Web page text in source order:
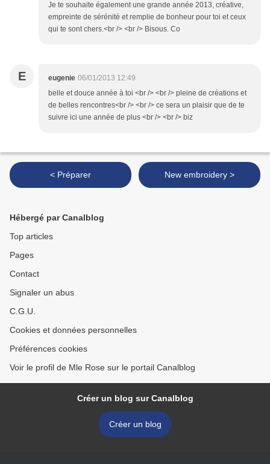
Je te souhaite également une grande année 2013, créative,
empreinte de sérénité et remplie de bonheur pour toi et ceux
qui te sont chers.<br /> <br /> Bisous. Co
E eugenie 06/01/2013 12:49
belle et douce année à toi <br /> <br /> pleine de créations et
de belles rencontres<br /> <br /> ce sera un plaisir que de te
suivre ici une année de plus <br /> <br /> biz
< Préparer New embroidery >
Hébergé par Canalblog
Top articles
Pages
Contact
Signaler un abus
C.G.U.
Cookies et données personnelles
Préférences cookies
Voir le profil de Mle Rose sur le portail Canalblog
Créer un blog sur Canalblog
Créer un blog